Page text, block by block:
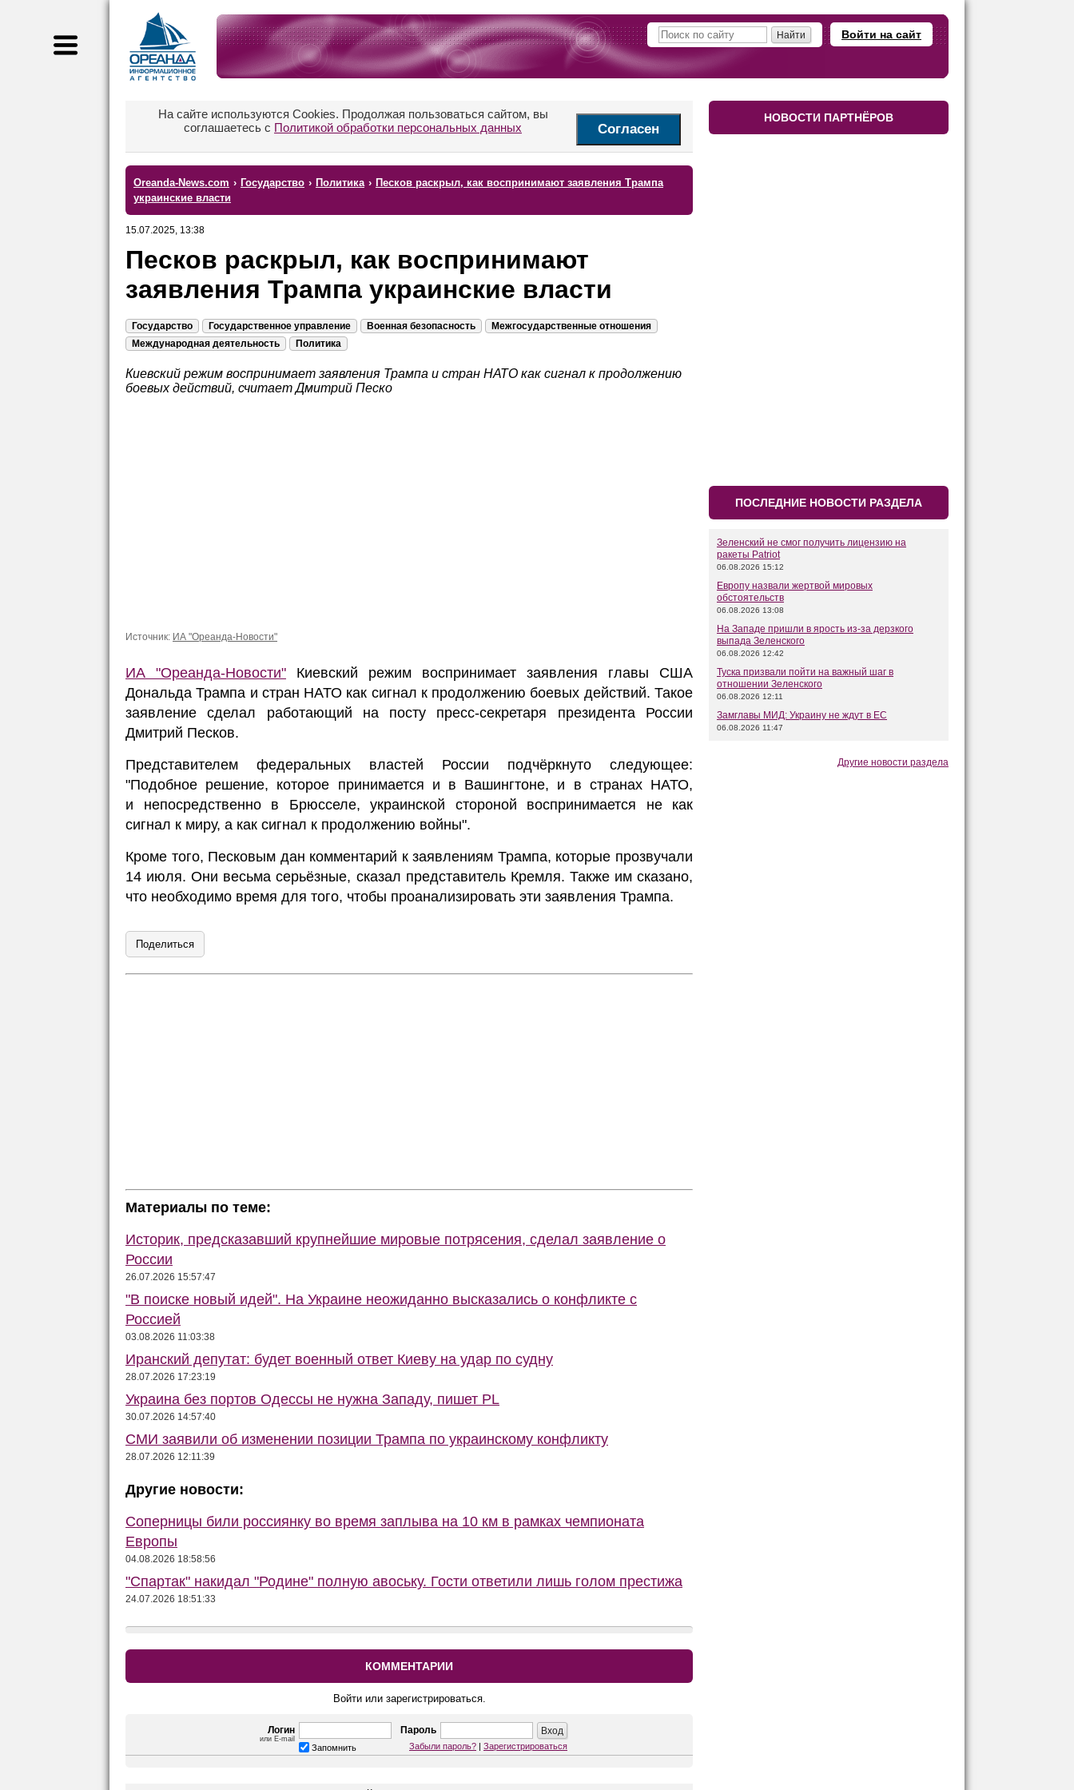
Войти на сайт
На сайте используются Cookies. Продолжая пользоваться сайтом, вы
соглашаетесь с Политикой обработки персональных данных Согласен
Oreanda-News.com › Государство › Политика › Песков раскрыл, как воспринимают заявления Трампа
украинские власти
15.07.2025, 13:38
Песков раскрыл, как воспринимают
заявления Трампа украинские власти
Государство Государственное управление Военная безопасность
Межгосударственные отношения
Международная деятельность
Политика
Киевский режим воспринимает заявления Трампа и стран НАТО как сигнал к продолжению
боевых действий, считает Дмитрий Песко
Источник: ИА "Ореанда-Новости"
ИА "Ореанда-Новости" Киевский режим воспринимает заявления главы США
Дональда Трампа и стран НАТО как сигнал к продолжению боевых действий. Такое
заявление сделал работающий на посту пресс-секретаря президента России
Дмитрий Песков.
Представителем федеральных властей России подчёркнуто следующее:
"Подобное решение, которое принимается и в Вашингтоне, и в странах НАТО,
и непосредственно в Брюсселе, украинской стороной воспринимается не как
сигнал к миру, а как сигнал к продолжению войны".
Кроме того, Песковым дан комментарий к заявлениям Трампа, которые прозвучали
14 июля. Они весьма серьёзные, сказал представитель Кремля. Также им сказано,
что необходимо время для того, чтобы проанализировать эти заявления Трампа.
Поделиться
Материалы по теме:
Историк, предсказавший крупнейшие мировые потрясения, сделал заявление о
России
26.07.2026 15:57:47
"В поиске новый идей". На Украине неожиданно высказались о конфликте с
Россией
03.08.2026 11:03:38
Иранский депутат: будет военный ответ Киеву на удар по судну
28.07.2026 17:23:19
Украина без портов Одессы не нужна Западу, пишет PL
30.07.2026 14:57:40
СМИ заявили об изменении позиции Трампа по украинскому конфликту
28.07.2026 12:11:39
Другие новости:
Соперницы били россиянку во время заплыва на 10 км в рамках чемпионата
Европы
04.08.2026 18:58:56
"Спартак" накидал "Родине" полную авоську. Гости ответили лишь голом престижа
24.07.2026 18:51:33
КОММЕНТАРИИ
Войти или зарегистрироваться.
Логин
или E-mail
Пароль
Запомнить Забыли пароль? | Зарегистрироваться
НОВОСТИ ПАРТНЁРОВ
ПОСЛЕДНИЕ НОВОСТИ РАЗДЕЛА
Зеленский не смог получить лицензию на
ракеты Patriot
06.08.2026 15:12
Европу назвали жертвой мировых
обстоятельств
06.08.2026 13:08
На Западе пришли в ярость из-за дерзкого
выпада Зеленского
06.08.2026 12:42
Туска призвали пойти на важный шаг в
отношении Зеленского
06.08.2026 12:11
Замглавы МИД: Украину не ждут в ЕС
06.08.2026 11:47
Другие новости раздела